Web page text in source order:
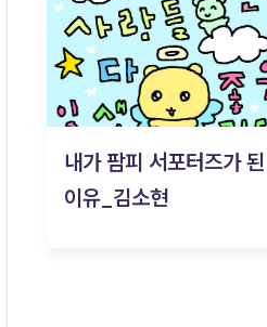
내가 팜피 서포터즈가 된
이유_김소현